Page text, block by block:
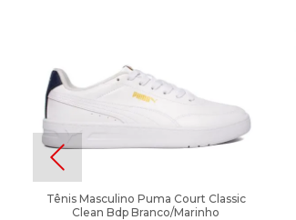
Tênis Masculino Puma Court Classic
Clean Bdp Branco/Marinho